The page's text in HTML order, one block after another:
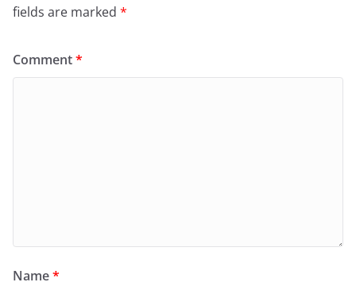
fields are marked *
Comment*
Name*